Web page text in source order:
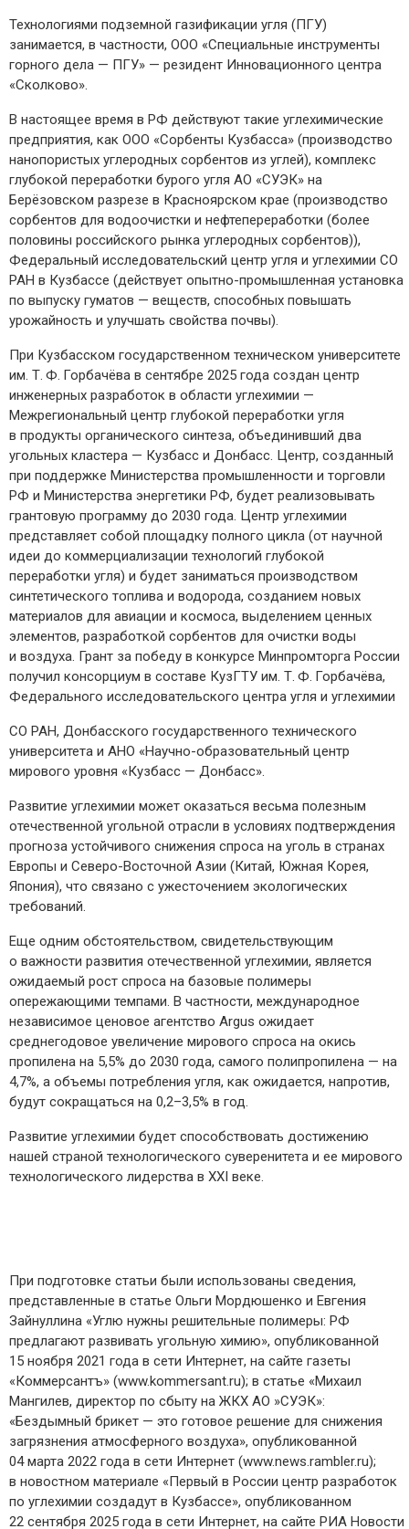
Технологиями подземной газификации угля (ПГУ)
занимается, в частности, ООО «Специальные инструменты
горного дела — ​ПГУ» — ​резидент Инновационного центра
«Сколково».
В настоящее время в РФ действуют такие углехимические
предприятия, как ООО «Сорбенты Кузбасса» (производство
нанопористых углеродных сорбентов из углей), комплекс
глубокой переработки бурого угля АО «СУЭК» на
Берёзовском разрезе в Красноярском крае (производство
сорбентов для водоочистки и нефтепереработки (более
половины российского рынка углеродных сорбентов)),
Федеральный исследовательский центр угля и углехимии СО
РАН в Кузбассе (действует опытно-­промышленная установка
по выпуску гуматов — ​веществ, способных повышать
урожайность и улучшать свой­ства почвы).
При Кузбасском государственном техническом университете
им. Т. Ф. Горбачёва в сентябре 2025 года создан центр
инженерных разработок в области углехимии — ​
Межрегиональный центр глубокой переработки угля
в продукты органического синтеза, объединивший два
угольных кластера — ​Кузбасс и Донбасс. Центр, созданный
при поддержке Министерства промышленности и торговли
РФ и Министерства энергетики РФ, будет реализовывать
грантовую программу до 2030 года. Центр углехимии
представляет собой площадку полного цикла (от научной
идеи до коммерциализации технологий глубокой
переработки угля) и будет заниматься производством
синтетического топлива и водорода, созданием новых
материалов для авиации и космоса, выделением ценных
элементов, разработкой сорбентов для очистки воды
и воздуха. Грант за победу в конкурсе Минпромторга России
получил консорциум в составе КузГТУ им. Т. Ф. Горбачёва,
Федерального исследовательского центра угля и углехимии
СО РАН, Донбасского государственного технического
университета и АНО «Научно-­образовательный центр
мирового уровня «Кузбасс — ​Донбасс».
Развитие углехимии может оказаться весьма полезным
отечественной угольной отрасли в условиях подтверждения
прогноза устойчивого снижения спроса на уголь в странах
Европы и Северо-­Восточной Азии (Китай, Южная Корея,
Япония), что связано с ужесточением экологических
требований.
Еще одним обстоятельством, свидетельствующим
о важности развития отечественной углехимии, является
ожидаемый рост спроса на базовые полимеры
опережающими темпами. В частности, международное
независимое ценовое агентство Argus ожидает
среднегодовое увеличение мирового спроса на окись
пропилена на 5,5% до 2030 года, самого полипропилена — ​на
4,7%, а объемы потребления угля, как ожидается, напротив,
будут сокращаться на 0,2–3,5% в год.
Развитие углехимии будет способствовать достижению
нашей страной технологического суверенитета и ее мирового
технологического лидерства в XXI веке.
При подготовке статьи были использованы сведения,
представленные в статье Ольги Мордюшенко и Евгения
Зайнуллина «Углю нужны решительные полимеры: РФ
предлагают развивать угольную химию», опубликованной
15 ноября 2021 года в сети Интернет, на сайте газеты
«Коммерсантъ» (www.kommersant.ru); в статье «Михаил
Мангилев, директор по сбыту на ЖКХ АО »СУЭК»:
«Бездымный брикет — ​это готовое решение для снижения
загрязнения атмосферного воздуха», опубликованной
04 марта 2022 года в сети Интернет (www.news.rambler.ru);
в новостном материале «Первый в России центр разработок
по углехимии создадут в Кузбассе», опубликованном
22 сентября 2025 года в сети Интернет, на сайте РИА Новости